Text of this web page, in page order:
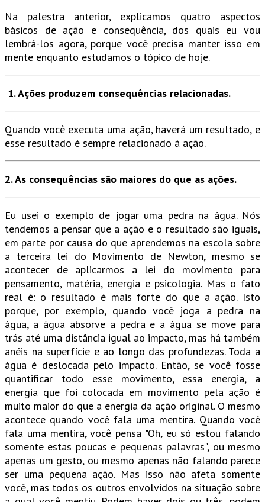
Na palestra anterior, explicamos quatro aspectos
básicos de ação e consequência, dos quais eu vou
lembrá-los agora, porque você precisa manter isso em
mente enquanto estudamos o tópico de hoje.
1. Ações produzem consequências relacionadas.
Quando você executa uma ação, haverá um resultado, e
esse resultado é sempre relacionado à ação.
2. As consequências são maiores do que as ações.
Eu usei o exemplo de jogar uma pedra na água. Nós
tendemos a pensar que a ação e o resultado são iguais,
em parte por causa do que aprendemos na escola sobre
a terceira lei do Movimento de Newton, mesmo se
acontecer de aplicarmos a lei do movimento para
pensamento, matéria, energia e psicologia. Mas o fato
real é: o resultado é mais forte do que a ação. Isto
porque, por exemplo, quando você joga a pedra na
água, a água absorve a pedra e a água se move para
trás até uma distância igual ao impacto, mas há também
anéis na superfície e ao longo das profundezas. Toda a
água é deslocada pelo impacto. Então, se você fosse
quantificar todo esse movimento, essa energia, a
energia que foi colocada em movimento pela ação é
muito maior do que a energia da ação original. O mesmo
acontece quando você fala uma mentira. Quando você
fala uma mentira, você pensa "Oh, eu só estou falando
somente estas poucas e pequenas palavras", ou mesmo
apenas um gesto, ou mesmo apenas não falando parece
ser uma pequena ação. Mas isso não afeta somente
você, mas todos os outros envolvidos na situação sobre